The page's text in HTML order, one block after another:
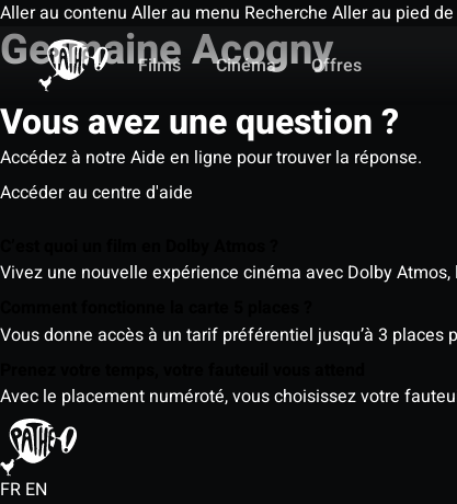
Aller au contenu Aller au menu Recherche Aller au pied
Films
Cinéma Offres
Germaine Acogny
Vous avez une question ?
Accédez à notre Aide en ligne pour trouver la réponse.
Accéder au centre d'aide
Vivez une nouvelle expérience cinéma avec Dolby
Vous donne accès à un tarif préférentiel jusqu’à 3
Avec le placement numéroté, vous choisissez votre
FR EN